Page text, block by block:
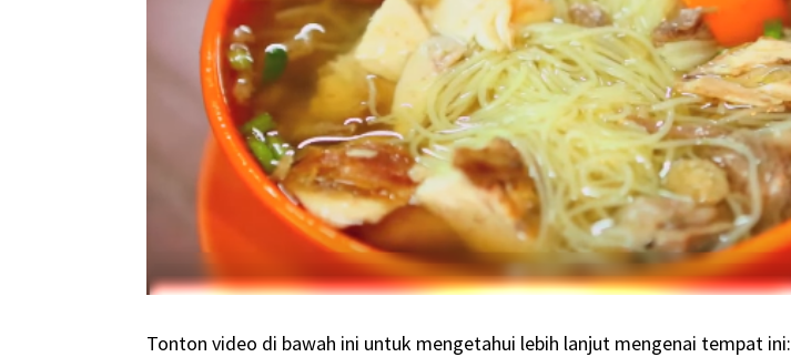
Tonton video di bawah ini untuk mengetahui lebih lanjut mengenai tempat ini: